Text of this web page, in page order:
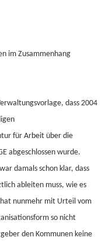
im Zusammenhang
dass 2004
für Arbeit über die
abgeschlossen wurde.
damals schon klar, dass
ableiten muss, wie es
nunmehr mit Urteil vom
so nicht
den Kommunen keine